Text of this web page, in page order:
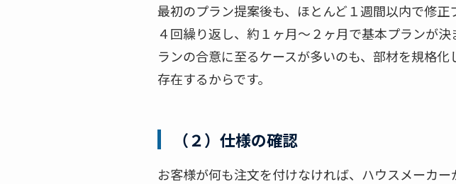
最初のプラン提案後も、ほとんど１週間以内で修
４回繰り返し、約１ヶ月～２ヶ月で基本プランが
ランの合意に至るケースが多いのも、部材を規格
存在するからです。
（２）仕様の確認
お客様が何も注文を付けなければ、ハウスメーカ